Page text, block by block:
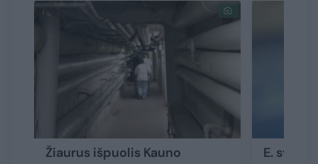
Žiaurus išpuolis Kauno
E.